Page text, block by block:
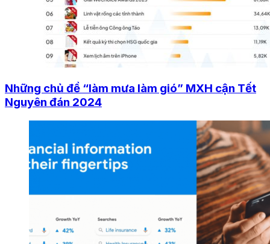
Những chủ đề “làm mưa làm gió” MXH cận Tết
Nguyên đán 2024